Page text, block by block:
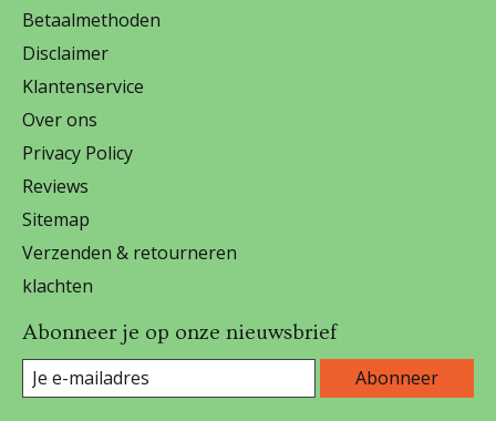
Betaalmethoden
Disclaimer
Klantenservice
Over ons
Privacy Policy
Reviews
Sitemap
Verzenden & retourneren
klachten
Abonneer je op onze nieuwsbrief
Abonneer